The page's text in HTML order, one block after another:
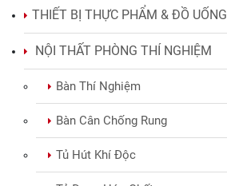
THIẾT BỊ THỰC PHẨM & ĐỒ UỐNG
NỘI THẤT PHÒNG THÍ NGHIỆM
Bàn Thí Nghiệm
Bàn Cân Chống Rung
Tủ Hút Khí Độc